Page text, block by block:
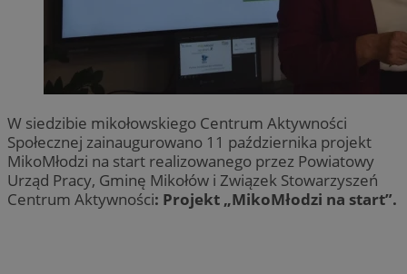
W siedzibie mikołowskiego Centrum Aktywności
Społecznej zainaugurowano 11 października projekt
MikoMłodzi na start realizowanego przez Powiatowy
Urząd Pracy, Gminę Mikołów i Związek Stowarzyszeń
Centrum Aktywności: Projekt „MikoMłodzi na start”.